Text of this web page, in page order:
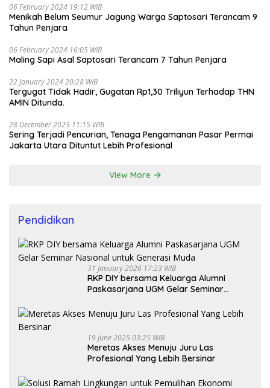
06 February 2024 19:12 WIB
Menikah Belum Seumur Jagung Warga Saptosari Terancam 9
Tahun Penjara
06 February 2024 16:05 WIB
Maling Sapi Asal Saptosari Terancam 7 Tahun Penjara
22 January 2024 20:28 WIB
Tergugat Tidak Hadir, Gugatan Rp1,30 Triliyun Terhadap THN
AMIN Ditunda.
28 December 2023 11:15 WIB
Sering Terjadi Pencurian, Tenaga Pengamanan Pasar Permai
Jakarta Utara Dituntut Lebih Profesional
View More
Pendidikan
31 January 2026 17:23 WIB
RKP DIY bersama Keluarga Alumni
Paskasarjana UGM Gelar Seminar
19 June 2025 03:25 WIB
Meretas Akses Menuju Juru Las
Profesional Yang Lebih Bersinar